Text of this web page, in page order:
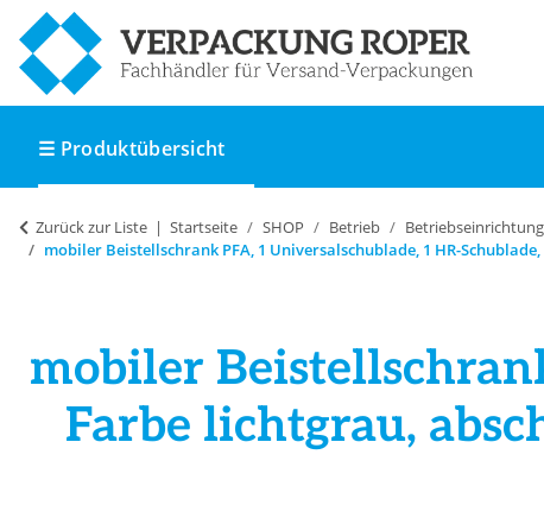
☰ Produktübersicht
Zurück zur Liste Startseite SHOP Betrieb
mobiler Beistellschrank PFA, 1 Universalschublade, 1 HR-
mobiler
Farbe lichtgrau,